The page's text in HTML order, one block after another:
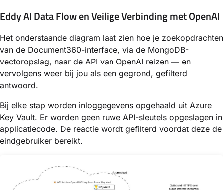
Eddy AI Data Flow en Veilige Verbinding met OpenAI
Het onderstaande diagram laat zien hoe je zoekopdrachten
van de Document360-interface, via de MongoDB-
vectoropslag, naar de API van OpenAI reizen — en
vervolgens weer bij jou als een gegrond, gefilterd
antwoord.
Bij elke stap worden inloggegevens opgehaald uit Azure
Key Vault. Er worden geen ruwe API-sleutels opgeslagen in
applicatiecode. De reactie wordt gefilterd voordat deze de
eindgebruiker bereikt.